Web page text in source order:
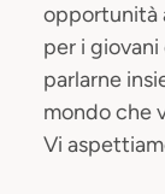
opportunità
per i
parlarne
mondo che
Vi